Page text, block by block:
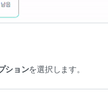
ションを選択します。